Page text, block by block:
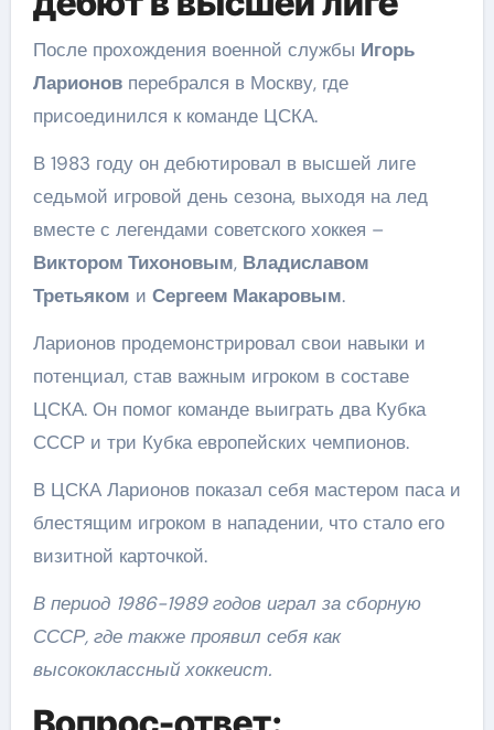
После прохождения военной службы Игорь
Ларионовперебрался в Москву, где
присоединился к команде ЦСКА.
В 1983 году он дебютировал в высшей лиге
седьмой игровой день сезона, выходя на лед
вместе с легендами советского хоккея –
Виктором Тихоновым, Владиславом
Третьяком и Сергеем Макаровым.
Ларионов продемонстрировал свои навыки и
потенциал, став важным игроком в составе
ЦСКА. Он помог команде выиграть два Кубка
СССР и три Кубка европейских чемпионов.
В ЦСКА Ларионов показал себя мастером паса и
блестящим игроком в нападении, что стало его
визитной карточкой.
В период 1986-1989 годов играл за сборную
СССР, где также проявил себя как
высококлассный хоккеист.